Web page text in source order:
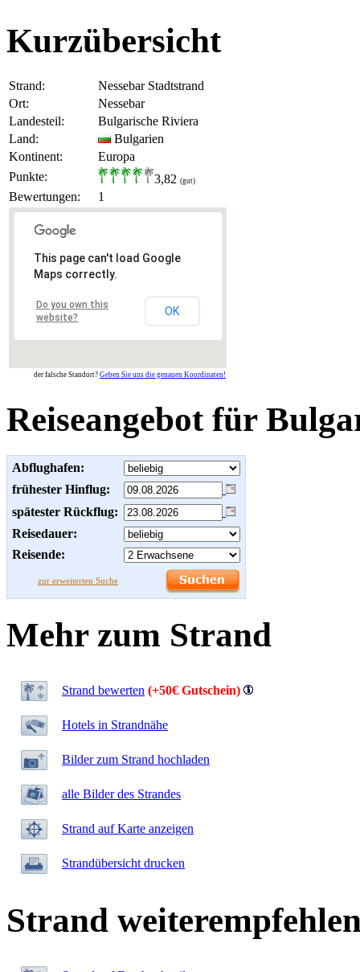
Kurzübersicht
Strand:
Nessebar Stadtstrand
Ort:
Nessebar
Landesteil:
Bulgarische Riviera
Land:
Bulgarien
Kontinent:
Europa
Punkte:
3,82 (gut)
Bewertungen: 1
This page can't load Google
Maps correctly.
Do you own this
website?
OK
der falsche Standort? Geben Sie uns die genauen Koordinaten!
Reiseangebot für
Abflughafen:
frühester Hinflug:
spätester Rückflug:
Reisedauer:
Reisende:
zur erweiterten Suche
Mehr zum Strand
Strand bewerten (+50€ Gutschein)
Hotels in Strandnähe
Bilder zum Strand hochladen
alle Bilder des Strandes
Strand auf Karte anzeigen
Strandübersicht drucken
Strand